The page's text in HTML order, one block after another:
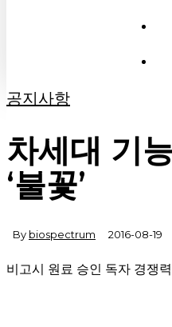
공지사항
차세대 기
‘불꽃’
By biospectrum 2016-08-19
비고시 원료 승인 독자 경쟁